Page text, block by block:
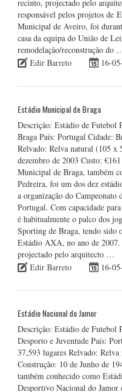
recinto, projectado pelo
responsável pelos projetos de
Municipal de Aveiro, foi
casa da equipa do União de
remodelação/reconstrução do
Edir Barreto
16-
Estádio Municipal de Braga
Descrição: Estádio de
Braga País: Portugal Cidade:
Relvado: Relva natural (105 x
dezembro de 2003 Custo:
Municipal de Braga, também
Pedreira, foi um dos dez
a organização do Campeonato
Portugal. Com capacidade
é habitualmente o palco dos
Sporting de Braga, tendo sido
Estádio AXA, no ano de
projectado pelo arquitecto …
Edir Barreto
16-
Estádio Nacional do Jamor
Descrição: Estádio de
Desporto e Juventude País:
37,593 lugares Relvado:
Construção: 10 de Junho de
também conhecido como
Desportivo Nacional do